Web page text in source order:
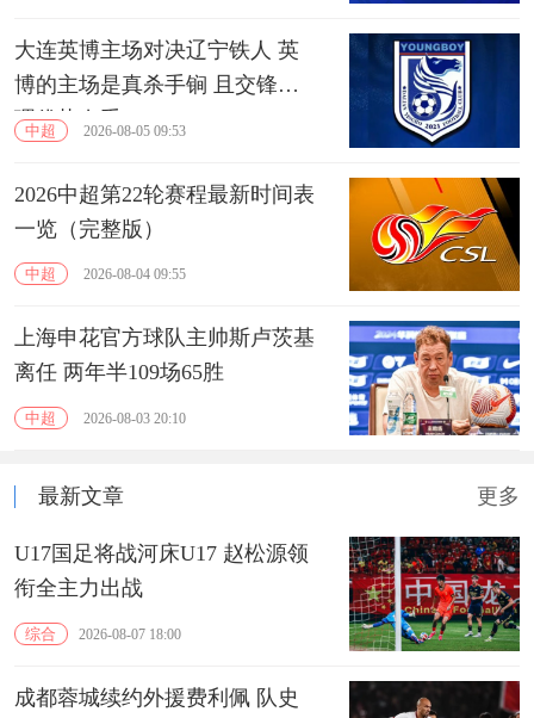
大连英博主场对决辽宁铁人 英
博的主场是真杀手锏 且交锋心
理优势在手
中超 2026-08-05 09:53
2026中超第22轮赛程最新时间表
一览（完整版）
中超 2026-08-04 09:55
上海申花官方球队主帅斯卢茨基
离任 两年半109场65胜
中超 2026-08-03 20:10
最新文章 更多
U17国足将战河床U17 赵松源领
衔全主力出战
综合 2026-08-07 18:00
成都蓉城续约外援费利佩 队史